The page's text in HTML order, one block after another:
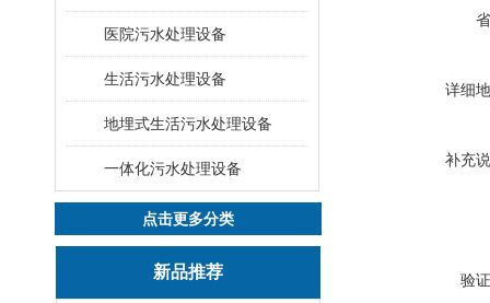
医院污水处理设备
生活污水处理设备
地埋式生活污水处理设备
一体化污水处理设备
点击更多分类
新品推荐
详细
补充
验